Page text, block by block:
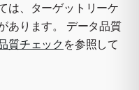
は、ターゲットリーケ
あります。 データ品質
質チェック を参照して